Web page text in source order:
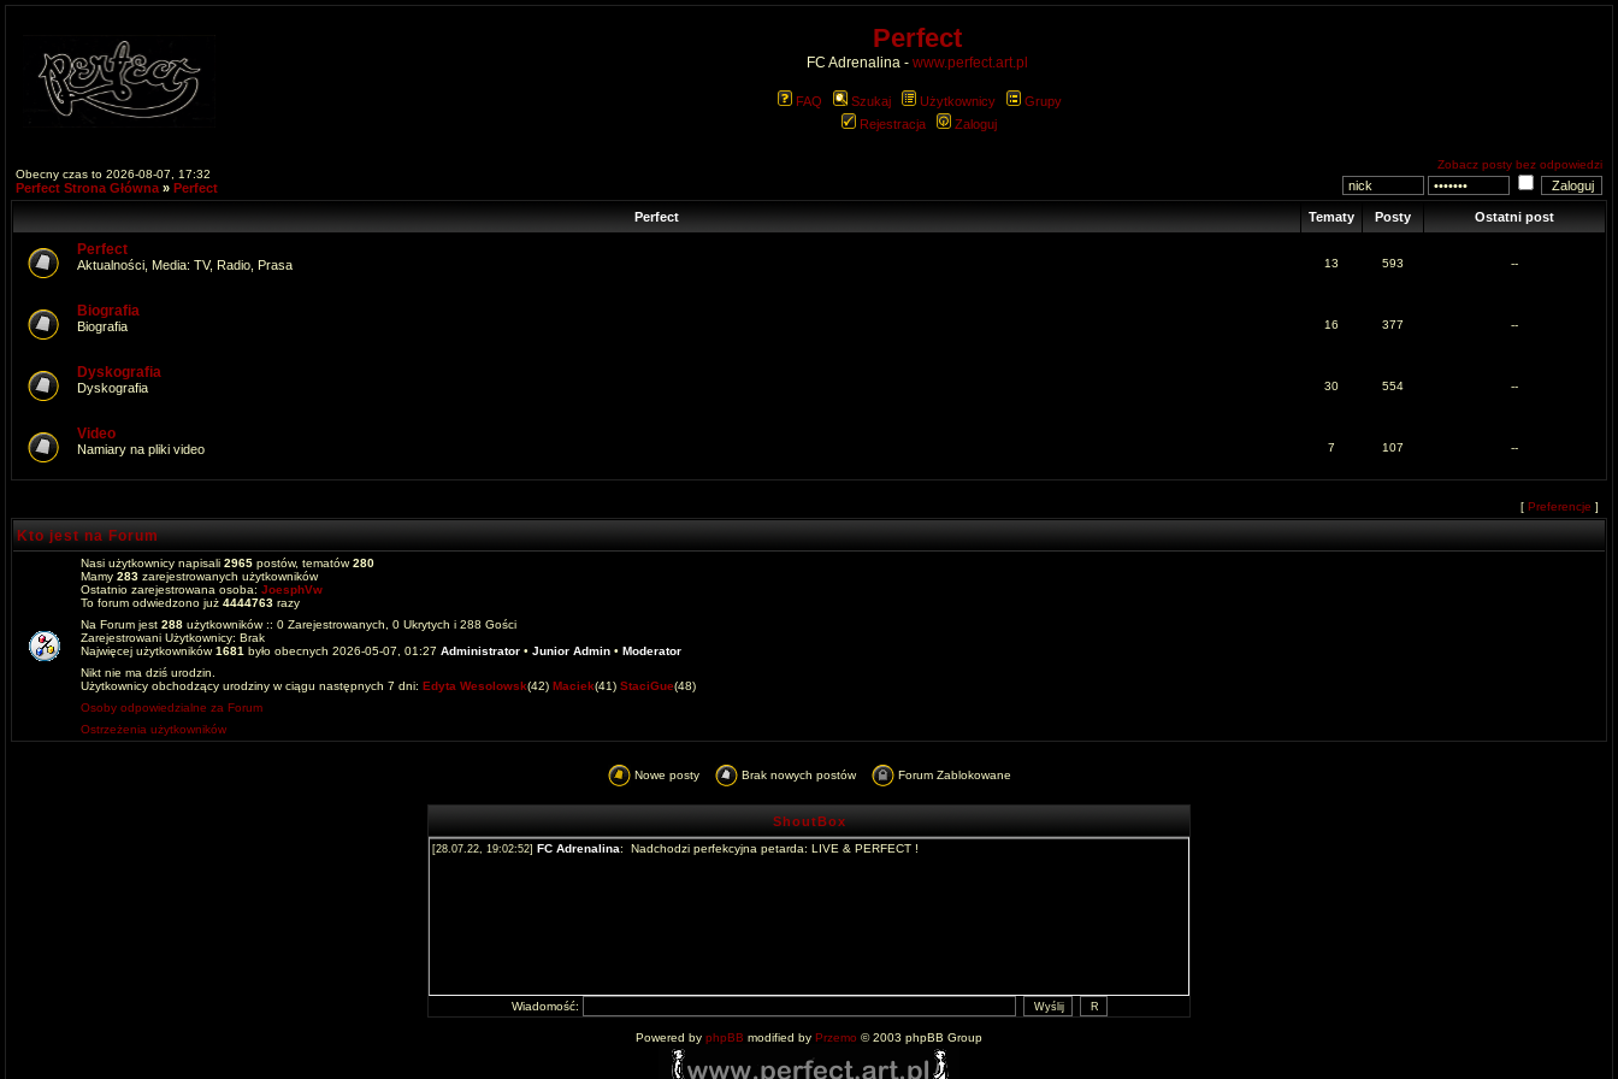
Perfect
FC Adrenalina - www.perfect.art.pl
FAQ Szukaj Użytkownicy
Grupy
Rejestracja
Zaloguj
Obecny czas to 2026-08-07, 17:32
Perfect Strona Główna » Perfect
Zobacz posty bez odpowiedzi
Perfect Tematy Posty Ostatni post
Perfect
Aktualności, Media: TV, Radio, Prasa 13 593 --
Biografia
Biografia 16 377 --
Dyskografia
Dyskografia 30 554 --
Video
Namiary na pliki video 7 107 --
[ Preferencje ]
Kto jest na Forum
Nasi użytkownicy napisali 2965 postów, tematów280
Mamy 283 zarejestrowanych użytkowników
Ostatnio zarejestrowana osoba: JoesphVw
To forum odwiedzono już 4444763 razy
Na Forum jest 288 użytkowników :: 0 Zarejestrowanych, 0 Ukrytych i 288 Gości
Zarejestrowani Użytkownicy: Brak
Najwięcej użytkowników1681 było obecnych 2026-05-07, 01:27 Administrator • Junior Admin • Moderator
Nikt nie ma dziś urodzin.
Użytkownicy obchodzący urodziny w ciągu następnych 7 dni: Edyta Wesolowsk(42) Maciek(41) StaciGue(48)
Osoby odpowiedzialne za Forum
Ostrzeżenia użytkowników
Nowe posty Brak nowych postów Forum Zablokowane
ShoutBox
Wiadomość:
Powered by phpBB modified by Przemo © 2003 phpBB Group